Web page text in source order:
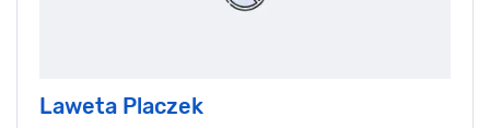
Laweta Placzek